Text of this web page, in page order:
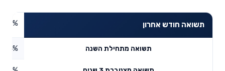
תשואה חודש אחרון
תשואה מתחילת השנה